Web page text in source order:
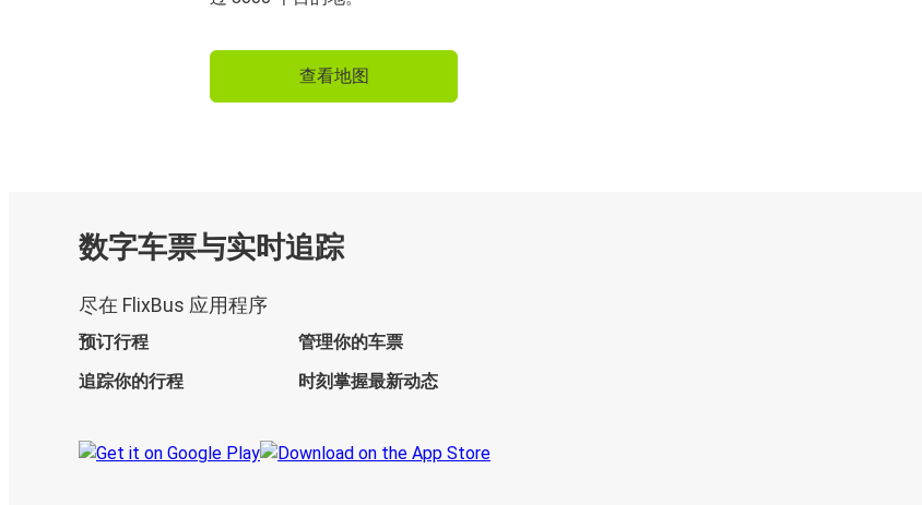
查看地图
数字车票与实时追踪
尽在 FlixBus 应用程序
预订行程
管理你的车票
追踪你的行程
时刻掌握最新动态